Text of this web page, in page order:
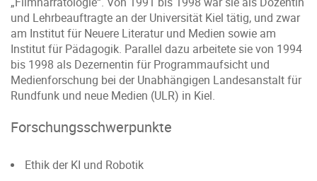
und Lehrbeauftragte an der Universität Kiel tätig, und zwar
am Institut für Neuere Literatur und Medien sowie am
Institut für Pädagogik. Parallel dazu arbeitete sie von 1994
bis 1998 als Dezernentin für Programmaufsicht und
Medienforschung bei der Unabhängigen Landesanstalt für
Rundfunk und neue Medien (ULR) in Kiel.
Forschungsschwerpunkte
Ethik der KI und Robotik